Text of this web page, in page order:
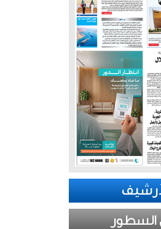
السطور